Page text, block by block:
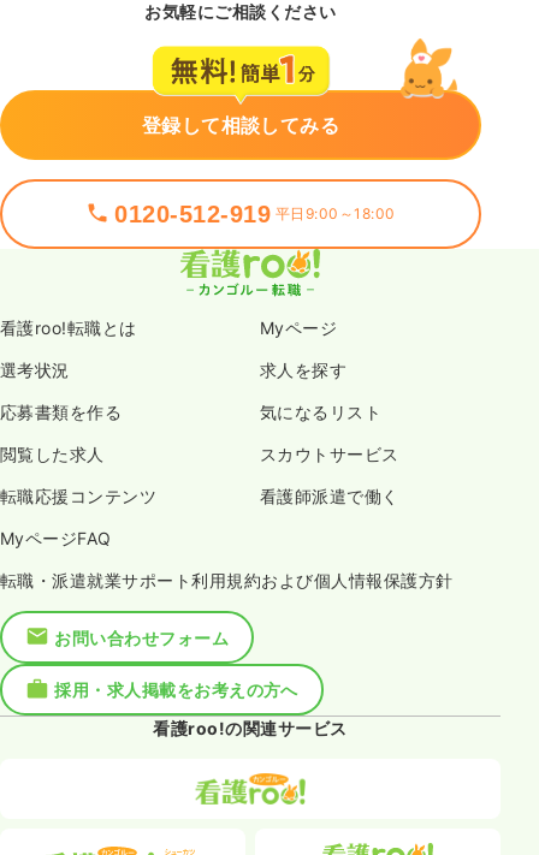
お気軽にご相談ください
登録して相談してみる
0120-512-919 平日9:00～18:00
看護roo!転職とは Myページ
選考状況 求人を探す
応募書類を作る 気になるリスト
閲覧した求人 スカウトサービス
転職応援コンテンツ 看護師派遣で働く
MyページFAQ
転職・派遣就業サポート利用規約および個人情報保護方針
お問い合わせフォーム
採用・求人掲載をお考えの方へ
看護roo!の関連サービス